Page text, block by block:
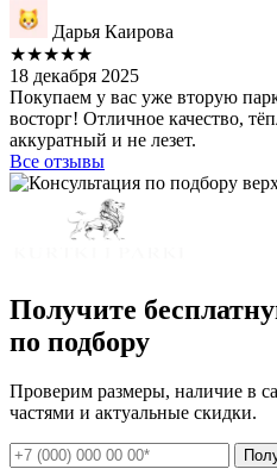
Дарья Каирова
★★★★★
18 декабря 2025
Покупаем у вас уже вторую
восторг! Отличное качество,
аккуратный и не лезет.
Все отзывы
Получите
по подбору
Проверим размеры, наличие в
частями и актуальные скидки.